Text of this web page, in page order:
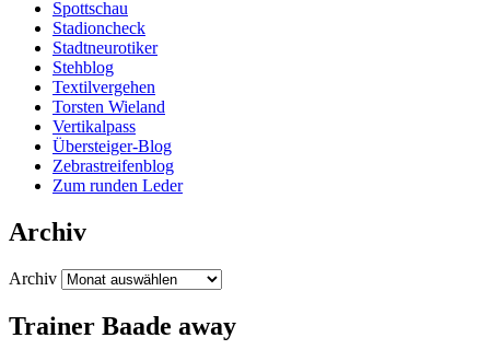
Spottschau
Stadioncheck
Stadtneurotiker
Stehblog
Textilvergehen
Torsten Wieland
Vertikalpass
Übersteiger-Blog
Zebrastreifenblog
Zum runden Leder
Archiv
Archiv
Trainer Baade away